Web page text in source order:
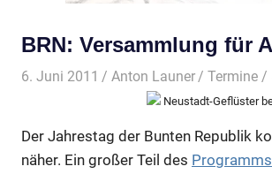
BRN: Versammlung für
6. Juni 2011 Anton Launer Termine /
Neustadt-Geflüster
Der Jahrestag der Bunten Republik
näher. Ein großer Teil des Programms